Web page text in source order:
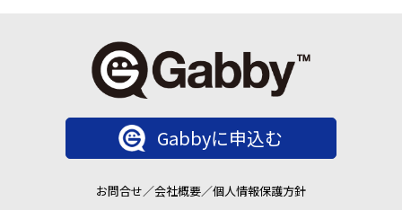
Gabbyに申込む
お問合せ／会社概要／個人情報保護方針